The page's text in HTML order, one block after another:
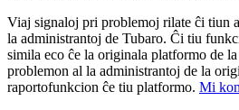
Viaj signaloj pri problemoj rilate ĉi tiun
la administrantoj de Tubaro. Ĉi tiu
simila eco ĉe la originala platformo de
problemon al la administrantoj de la
raportofunkcion ĉe tiu platformo. Mi